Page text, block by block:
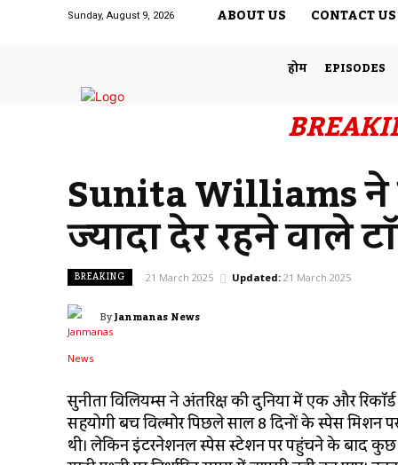
Sunday, August 9, 2026 ABOUT US CONTACT US
होम EPISODES
Sunita Williams ने
ज्यादा देर रहने वाले
BREAKING 21 March 2025 Updated: 21 March 2025
ByJanmanas News
सुनीता विलियम्स ने अंतरिक्ष की दुनिया में एक और
सहयोगी बच विल्मोर पिछले साल 8 दिनों के स्पेस मिशन
थी। लेकिन इंटरनेशनल स्पेस स्टेशन पर पहुंचने के बाद